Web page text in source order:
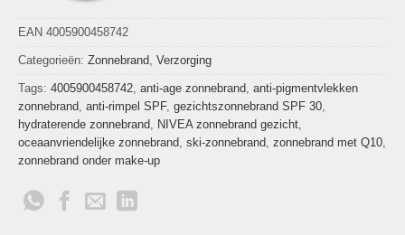
EAN 4005900458742
Categorieën: Zonnebrand, Verzorging
Tags: 4005900458742, anti-age zonnebrand, anti-pigmentvlekken
zonnebrand, anti-rimpel SPF, gezichtszonnebrand SPF 30,
hydraterende zonnebrand, NIVEA zonnebrand gezicht,
oceaanvriendelijke zonnebrand, ski-zonnebrand, zonnebrand met Q10,
zonnebrand onder make-up